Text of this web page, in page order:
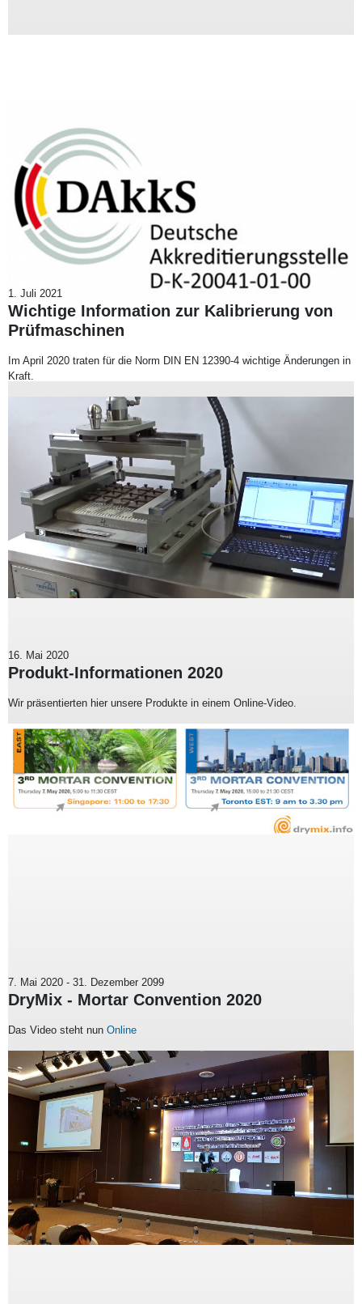
1. Juli 2021
Wichtige Information zur Kalibrierung von
Prüfmaschinen
Im April 2020 traten für die Norm DIN EN 12390-4 wichtige Änderungen in
Kraft.
16. Mai 2020
Produkt-Informationen 2020
Wir präsentierten hier unsere Produkte in einem Online-Video.
7. Mai 2020 - 31. Dezember 2099
DryMix - Mortar Convention 2020
Das Video steht nun Online